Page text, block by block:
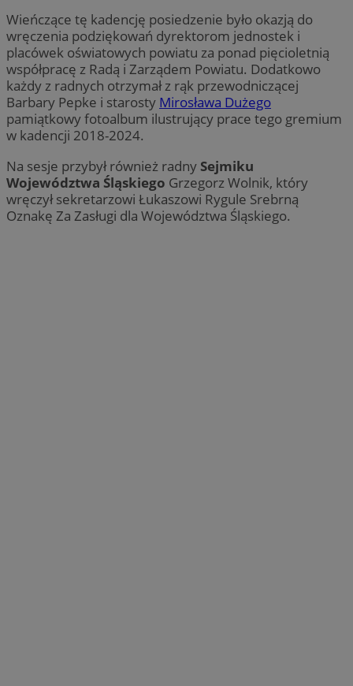
Wieńczące tę kadencję posiedzenie było okazją do
wręczenia podziękowań dyrektorom jednostek i
placówek oświatowych powiatu za ponad pięcioletnią
współpracę z Radą i Zarządem Powiatu. Dodatkowo
każdy z radnych otrzymał z rąk przewodniczącej
Barbary Pepke i starosty Mirosława Dużego
pamiątkowy fotoalbum ilustrujący prace tego gremium
w kadencji 2018-2024.
Na sesje przybył również radny Sejmiku
Województwa Śląskiego Grzegorz Wolnik, który
wręczył sekretarzowi Łukaszowi Rygule Srebrną
Oznakę Za Zasługi dla Województwa Śląskiego.